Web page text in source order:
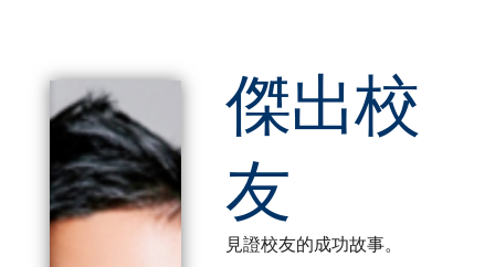
傑出校
友
見證校友的成功故事。